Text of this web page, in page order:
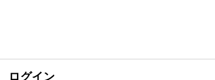
ログイン